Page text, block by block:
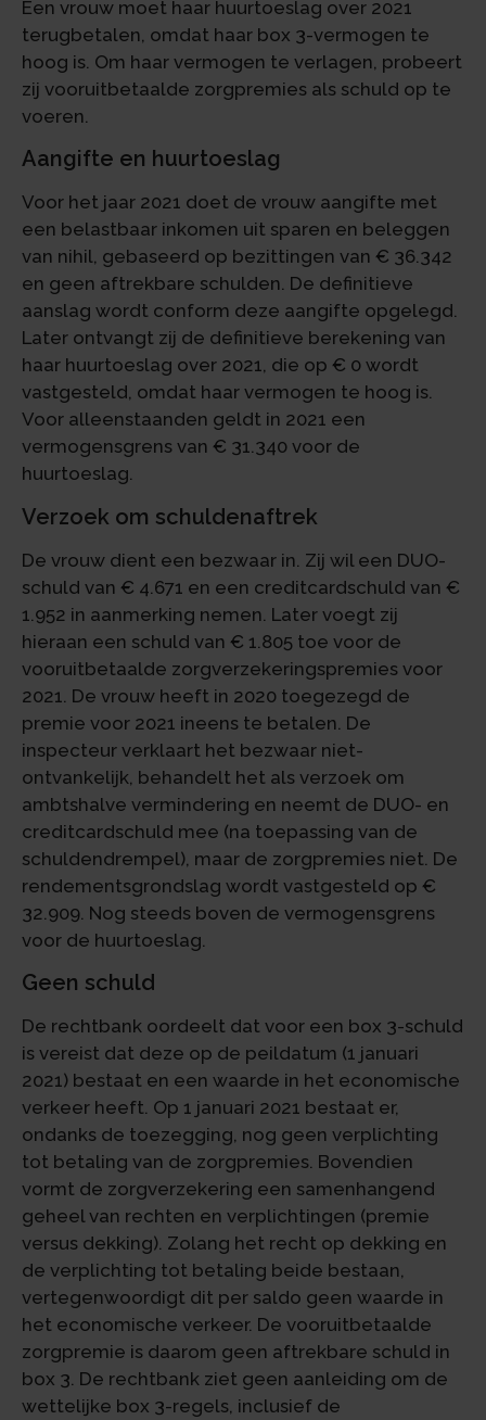
Een vrouw moet haar huurtoeslag over 2021
terugbetalen, omdat haar box 3-vermogen te
hoog is. Om haar vermogen te verlagen, probeert
zij vooruitbetaalde zorgpremies als schuld op te
voeren.
Aangifte en huurtoeslag
Voor het jaar 2021 doet de vrouw aangifte met
een belastbaar inkomen uit sparen en beleggen
van nihil, gebaseerd op bezittingen van € 36.342
en geen aftrekbare schulden. De definitieve
aanslag wordt conform deze aangifte opgelegd.
Later ontvangt zij de definitieve berekening van
haar huurtoeslag over 2021, die op € 0 wordt
vastgesteld, omdat haar vermogen te hoog is.
Voor alleenstaanden geldt in 2021 een
vermogensgrens van € 31.340 voor de
huurtoeslag.
Verzoek om schuldenaftrek
De vrouw dient een bezwaar in. Zij wil een DUO-
schuld van € 4.671 en een creditcardschuld van €
1.952 in aanmerking nemen. Later voegt zij
hieraan een schuld van € 1.805 toe voor de
vooruitbetaalde zorgverzekeringspremies voor
2021. De vrouw heeft in 2020 toegezegd de
premie voor 2021 ineens te betalen. De
inspecteur verklaart het bezwaar niet-
ontvankelijk, behandelt het als verzoek om
ambtshalve vermindering en neemt de DUO- en
creditcardschuld mee (na toepassing van de
schuldendrempel), maar de zorgpremies niet. De
rendementsgrondslag wordt vastgesteld op €
32.909. Nog steeds boven de vermogensgrens
voor de huurtoeslag.
Geen schuld
De rechtbank oordeelt dat voor een box 3-schuld
is vereist dat deze op de peildatum (1 januari
2021) bestaat en een waarde in het economische
verkeer heeft. Op 1 januari 2021 bestaat er,
ondanks de toezegging, nog geen verplichting
tot betaling van de zorgpremies. Bovendien
vormt de zorgverzekering een samenhangend
geheel van rechten en verplichtingen (premie
versus dekking). Zolang het recht op dekking en
de verplichting tot betaling beide bestaan,
vertegenwoordigt dit per saldo geen waarde in
het economische verkeer. De vooruitbetaalde
zorgpremie is daarom geen aftrekbare schuld in
box 3. De rechtbank ziet geen aanleiding om de
wettelijke box 3-regels, inclusief de